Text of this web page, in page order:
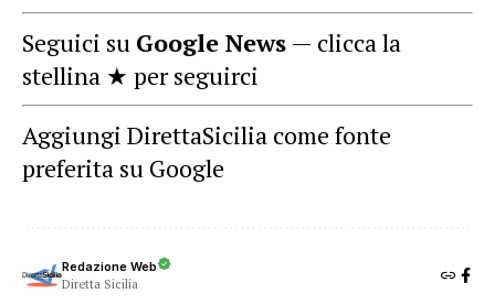
Seguici su Google News — clicca la
stellina ★ per seguirci
Aggiungi DirettaSicilia come fonte
preferita su Google
Redazione Web
Diretta Sicilia